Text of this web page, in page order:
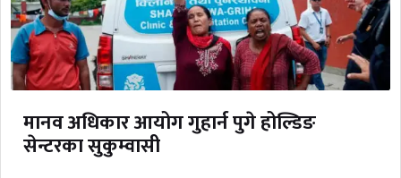
मानव अधिकार आयोग गुहार्न पुगे होल्डिङ
सेन्टरका सुकुम्वासी